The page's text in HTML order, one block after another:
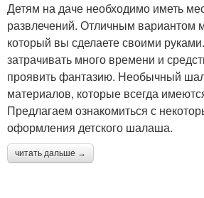
Детям на даче необходимо иметь
развлечений. Отличным вариантом
который вы сделаете своими
затрачивать много времени и
проявить фантазию. Необычный
материалов, которые всегда
Предлагаем ознакомиться с
оформления детского шалаша.
читать дальше →